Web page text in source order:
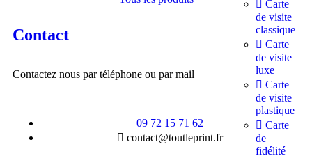
Carte
de visite
classique
Carte
de visite
luxe
Carte
de visite
plastique
Carte
de
fidélité
Contact
Contactez nous par téléphone ou par mail
09 72 15 71 62
contact@toutleprint.fr